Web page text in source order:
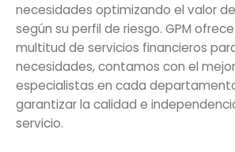
necesidades optimizando el valor
según su perfil de riesgo. GPM
multitud de servicios financieros
necesidades, contamos con el
especialistas en cada
garantizar la calidad e
servicio.